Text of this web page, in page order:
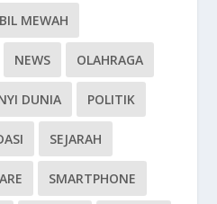
MEWAH
NEWS OLAHRAGA
DUNIA POLITIK
SEJARAH
SMARTPHONE